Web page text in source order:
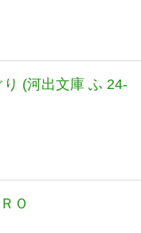
(河出文庫 ふ 24-
Ｏ